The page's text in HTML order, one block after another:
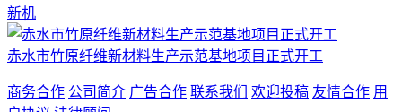
新机
赤水市竹原纤维新材料生产示范基地项目正式开工
商务合作 公司简介 广告合作 联系我们 欢迎投稿 友情合作 用